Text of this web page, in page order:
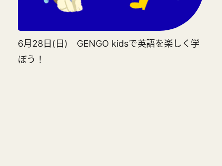
6月28日(日) GENGO kidsで英語を楽しく学
ぼう！